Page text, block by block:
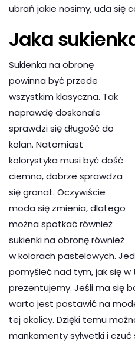
ubrań jakie nosimy, uda się
Jaka
Sukienka na obronę
powinna być przede
wszystkim klasyczna. Tak
naprawdę doskonale
sprawdzi się długość do
kolan. Natomiast
kolorystyka musi być dość
ciemna, dobrze sprawdza
się granat. Oczywiście
moda się zmienia, dlatego
można spotkać również
sukienki na obronę również
w kolorach pastelowych.
pomyśleć nad tym, jak się w
prezentujemy. Jeśli ma się
warto jest postawić na
tej okolicy. Dzięki temu
mankamenty sylwetki i czuć